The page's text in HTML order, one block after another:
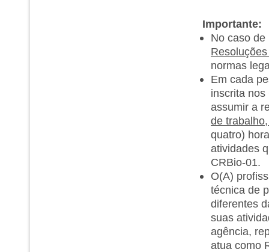
Importante:
No caso
normas
Em cada
inscrita
assumir a
de
quatro)
atividades
CRBio-01.
O(A)
técnica de
diferentes
suas
agência,
atua como